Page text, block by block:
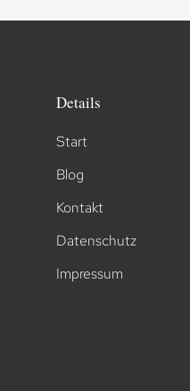
Details
Start
Blog
Kontakt
Datenschutz
Impressum